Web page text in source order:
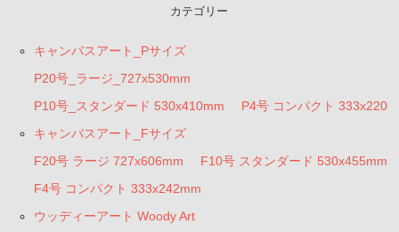
カテゴリー
キャンバスアート_Pサイズ
P20号_ラージ_727x530mm
P10号_スタンダード 530x410mm
P4号 コンパクト
キャンバスアート_Fサイズ
F20号 ラージ 727x606mm
F10号 スタンダード 530x455mm
F4号 コンパクト 333x242mm
ウッディーアート Woody Art